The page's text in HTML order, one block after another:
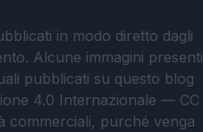
in modo diretto dagli
Alcune immagini presenti
pubblicati su questo blog
4.0 Internazionale — CC
commerciali, purché venga